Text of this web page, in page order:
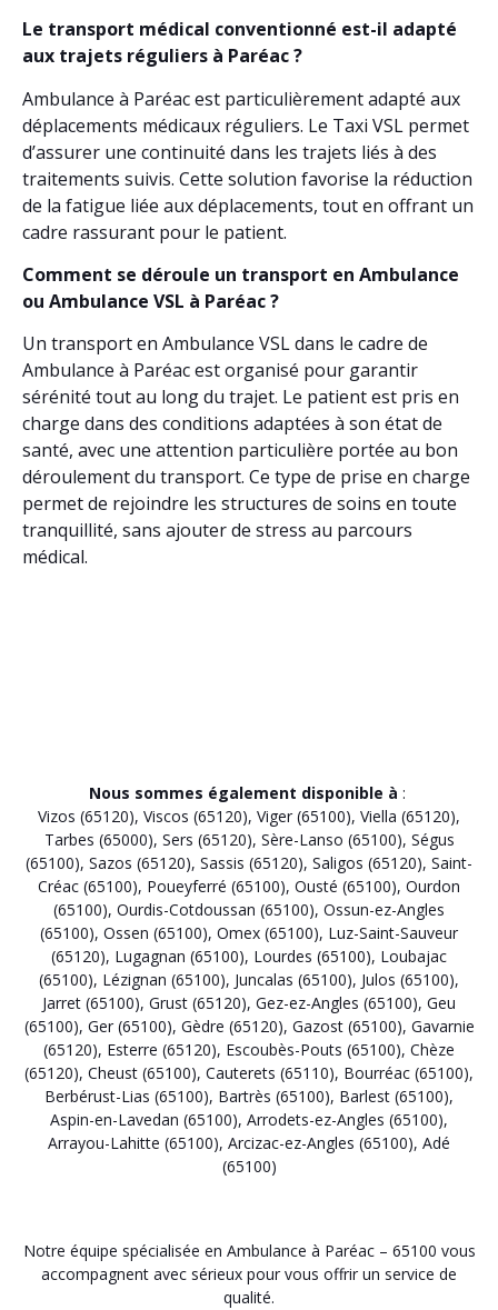
Le transport médical conventionné est-il adapté
aux trajets réguliers à Paréac ?
Ambulance à Paréac est particulièrement adapté aux
déplacements médicaux réguliers. Le Taxi VSL permet
d’assurer une continuité dans les trajets liés à des
traitements suivis. Cette solution favorise la réduction
de la fatigue liée aux déplacements, tout en offrant un
cadre rassurant pour le patient.
Comment se déroule un transport en Ambulance
ou Ambulance VSL à Paréac ?
Un transport en Ambulance VSL dans le cadre de
Ambulance à Paréac est organisé pour garantir
sérénité tout au long du trajet. Le patient est pris en
charge dans des conditions adaptées à son état de
santé, avec une attention particulière portée au bon
déroulement du transport. Ce type de prise en charge
permet de rejoindre les structures de soins en toute
tranquillité, sans ajouter de stress au parcours
médical.
Nous sommes également disponible à :
Vizos (65120), Viscos (65120), Viger (65100), Viella (65120),
Tarbes (65000), Sers (65120), Sère-Lanso (65100), Ségus
(65100), Sazos (65120), Sassis (65120), Saligos (65120), Saint-
Créac (65100), Poueyferré (65100), Ousté (65100), Ourdon
(65100), Ourdis-Cotdoussan (65100), Ossun-ez-Angles
(65100), Ossen (65100), Omex (65100), Luz-Saint-Sauveur
(65120), Lugagnan (65100), Lourdes (65100), Loubajac
(65100), Lézignan (65100), Juncalas (65100), Julos (65100),
Jarret (65100), Grust (65120), Gez-ez-Angles (65100), Geu
(65100), Ger (65100), Gèdre (65120), Gazost (65100), Gavarnie
(65120), Esterre (65120), Escoubès-Pouts (65100), Chèze
(65120), Cheust (65100), Cauterets (65110), Bourréac (65100),
Berbérust-Lias (65100), Bartrès (65100), Barlest (65100),
Aspin-en-Lavedan (65100), Arrodets-ez-Angles (65100),
Arrayou-Lahitte (65100), Arcizac-ez-Angles (65100), Adé
(65100)
Notre équipe spécialisée en Ambulance à Paréac – 65100 vous
accompagnent avec sérieux pour vous offrir un service de
qualité.